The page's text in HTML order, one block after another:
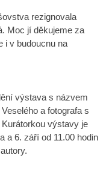
rezignovala
Moc jí děkujeme za
i v budoucnu na
výstava s názvem
a fotografa s
výstavy je
a 6. září od 11.00 hodin